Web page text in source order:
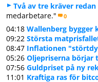
Två av tre kräver
medarbetare."
0
04:18 Wallenberg bygger
09:22 Största
08:47 Inflationen
05:26 Oljepriserna börjar
07:56 Guldpriset på ny
11:01 Kraftiga ras för